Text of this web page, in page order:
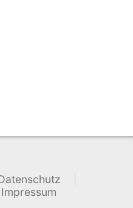
Impressum